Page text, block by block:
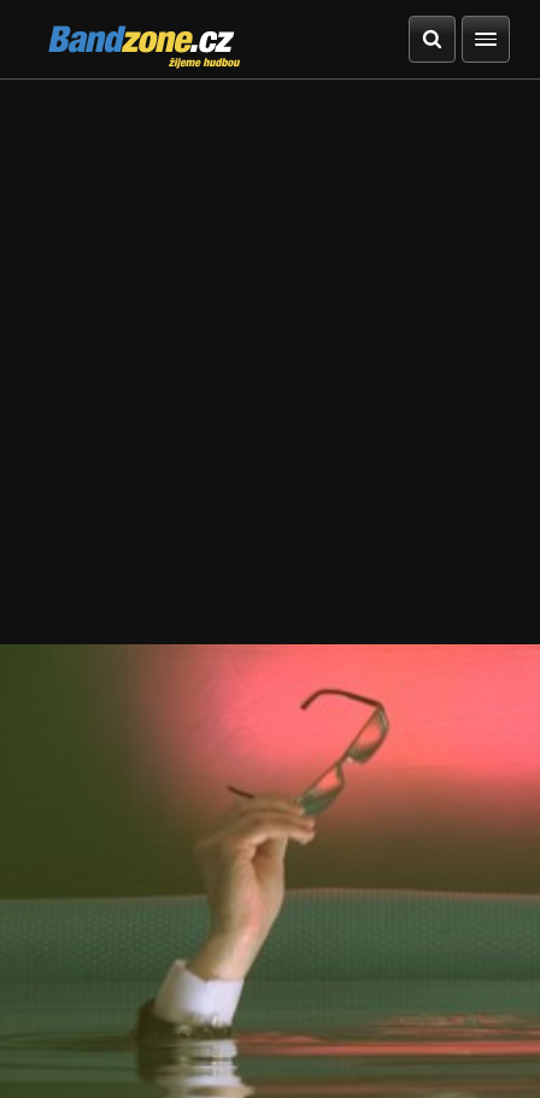
Bandzone.cz
žijeme hudbou